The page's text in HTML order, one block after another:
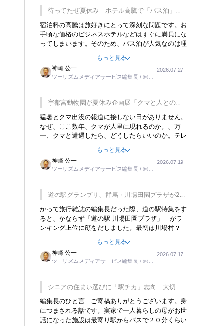
待ってたぜ夏休み ホテル高騰で「バス泊」人
気
宿泊料の高騰は旅好きにとって深刻な問題です。お
手頃な価格のビジネスホテルなどはすぐに満員にな
ってしまいます。そのため、バス泊が人気なのは理
行をした時は、移動はグレイハウンドバスでした。
夕方から夜の便を利用してホテル代を浮かせていま
した。ただし、若いからできたことです。若い人が
夜行バスで京都に行った、青森に行ったと聞くと、
疲れが残らないのかなと思ってしまいます。
もっと見る
神崎 公一
ツーリズムメディアサービス編集長 / ㈱ツ
2026.07.27
宇都宮動物園が夏休み企画展「クマと人との距
離」を7月20日から開催
猛暑とクマ出没の報道に接しない日がありません。
なぜ、ここ数年、クマが人里に現れるのか。、万
一、クマと遭遇したら、どうしたらいいのか。テレ
るなんてことは、冗談でもいえません。そんな中
で、この企画展はタイムリーですね。
もっと見る
神崎 公一
ツーリズムメディアサービス編集長 / ㈱ツ
2026.07.19
道の駅グランプリ、群馬・川場田園プラザが2連
覇
かって旅行雑誌の編集長だった際、道の駅特集をす
ると、かならず「道の駅 川場田園プラザ」 がラ
ンキング上位に顔をだしました。最初は川場村？
れ永井 彰一社長にインタビューしたら、興味深い
話が次々が飛び出しました。プレゼンも巧みで、今
でも思い出すことが２つあります。一つは、従業員
に東京ディズニーランドを見学させ、サービス業、
接客業の何かを理解してもらっていることです。
もう一つは1800円もするプレミアムヨーグルトを
販売するにあたり、社内に懸念もあったそうです。
永井社長は、駐車場に都内ナンバーの高級外車が停
まっていることに目をつけ、高級商品でも売れると
もっと見る
神崎 公一
ツーリズムメディアサービス編集長 / ㈱ツ
2026.07.17
シニアの住まい選びに「駅チカ」志向 大切な
のは出かけたくなる暮らし
編集長のひと言 ご寄稿ありがとうございます。身
につまされる話です。実家で一人暮らしの母がお世
話になった施設は最寄り駅からバスで２０分くらい